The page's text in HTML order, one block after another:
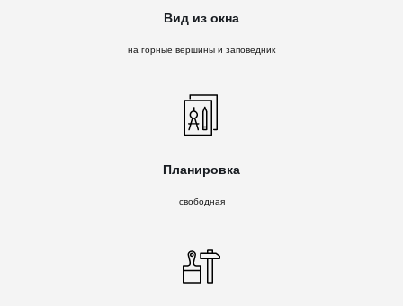
Вид из окна
на горные вершины и заповедник
Планировка
свободная